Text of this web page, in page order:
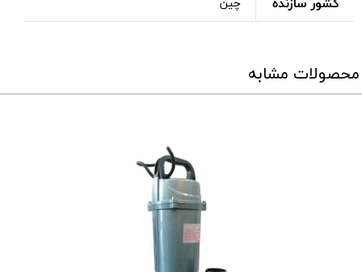
کشور سازنده چین
محصولات مشابه